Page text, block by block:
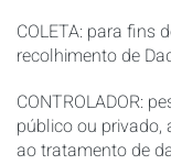
COLETA: para fins
recolhimento de
CONTROLADOR:
público ou privado,
ao tratamento de